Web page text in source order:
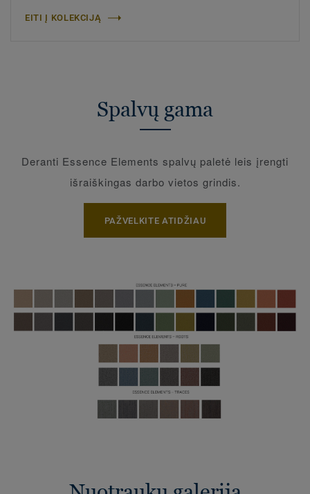
EITI Į KOLEKCIJĄ
Spalvų gama
Deranti Essence Elements spalvų paletė leis įrengti
išraiškingas darbo vietos grindis.
PAŽVELKITE ATIDŽIAU